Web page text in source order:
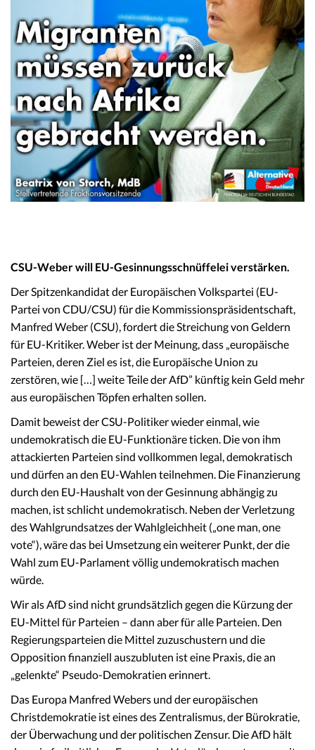
CSU-Weber will EU-Gesinnungsschnüffelei verstärken.
Der Spitzenkandidat der Europäischen Volkspartei (EU-
Partei von CDU/CSU) für die Kommissionspräsidentschaft,
Manfred Weber (CSU), fordert die Streichung von Geldern
für EU-Kritiker. Weber ist der Meinung, dass „europäische
Parteien, deren Ziel es ist, die Europäische Union zu
zerstören, wie […] weite Teile der AfD” künftig kein Geld mehr
aus europäischen Töpfen erhalten sollen.
Damit beweist der CSU-Politiker wieder einmal, wie
undemokratisch die EU-Funktionäre ticken. Die von ihm
attackierten Parteien sind vollkommen legal, demokratisch
und dürfen an den EU-Wahlen teilnehmen. Die Finanzierung
durch den EU-Haushalt von der Gesinnung abhängig zu
machen, ist schlicht undemokratisch. Neben der Verletzung
des Wahlgrundsatzes der Wahlgleichheit („one man, one
vote“), wäre das bei Umsetzung ein weiterer Punkt, der die
Wahl zum EU-Parlament völlig undemokratisch machen
würde.
Wir als AfD sind nicht grundsätzlich gegen die Kürzung der
EU-Mittel für Parteien – dann aber für alle Parteien. Den
Regierungsparteien die Mittel zuzuschustern und die
Opposition finanziell auszubluten ist eine Praxis, die an
„gelenkte“ Pseudo-Demokratien erinnert.
Das Europa Manfred Webers und der europäischen
Christdemokratie ist eines des Zentralismus, der Bürokratie,
der Überwachung und der politischen Zensur. Die AfD hält